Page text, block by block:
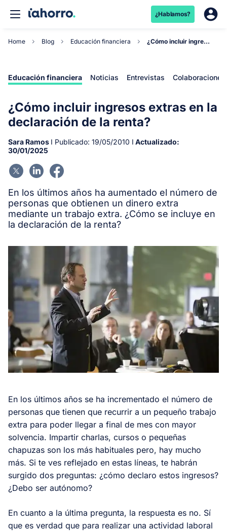
¿Hablamos?
Home Blog Educación financiera ¿Cómo incluir ingresos extras en la declaración...
Educación financiera Noticias Entrevistas Colaboraciones
¿Cómo incluir ingresos extras en la
declaración de la renta?
Sara Ramos I Publicado: 19/05/2010 I Actualizado:
30/01/2025
En los últimos años ha aumentado el número de
personas que obtienen un dinero extra
mediante un trabajo extra. ¿Cómo se incluye en
la declaración de la renta?
En los últimos años se ha incrementado el número de
personas que tienen que recurrir a un pequeño trabajo
extra para poder llegar a final de mes con mayor
solvencia. Impartir charlas, cursos o pequeñas
chapuzas son los más habituales pero, hay mucho
más. Si te ves reflejado en estas líneas, te habrán
surgido dos preguntas: ¿cómo declaro estos ingresos?
¿Debo ser autónomo?
En cuanto a la última pregunta, la respuesta es no. Sí
que es verdad que para realizar una actividad laboral